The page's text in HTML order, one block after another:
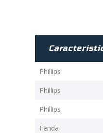
Phillips
Phillips
Phillips
Fenda